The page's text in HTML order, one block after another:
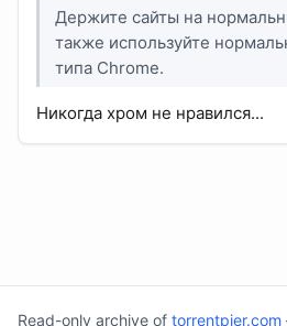
Держите сайты на
также используйте
типа Chrome.
Никогда хром не нравился...
Read-only archive of torrentpier.com